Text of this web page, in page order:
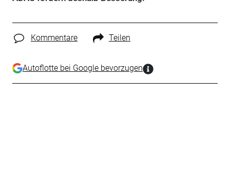
Kommentare Teilen
Autoflotte bei Google bevorzugen